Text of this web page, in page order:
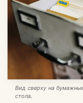
Вид сверху на
стола.